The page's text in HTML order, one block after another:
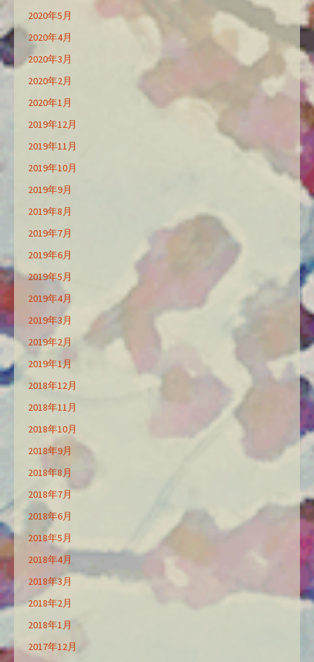
2020年5月
2020年4月
2020年3月
2020年2月
2020年1月
2019年12月
2019年11月
2019年10月
2019年9月
2019年8月
2019年7月
2019年6月
2019年5月
2019年4月
2019年3月
2019年2月
2019年1月
2018年12月
2018年11月
2018年10月
2018年9月
2018年8月
2018年7月
2018年6月
2018年5月
2018年4月
2018年3月
2018年2月
2018年1月
2017年12月